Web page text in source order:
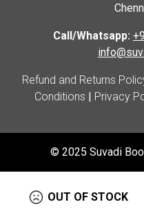
OUT OF STOCK
Call/Whatsapp:
Refund and Returns
Conditions | Privacy
© 2025 Suvadi